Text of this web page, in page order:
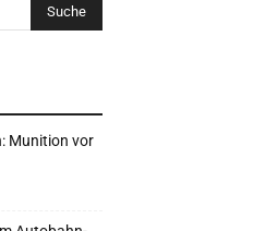
Munition vor